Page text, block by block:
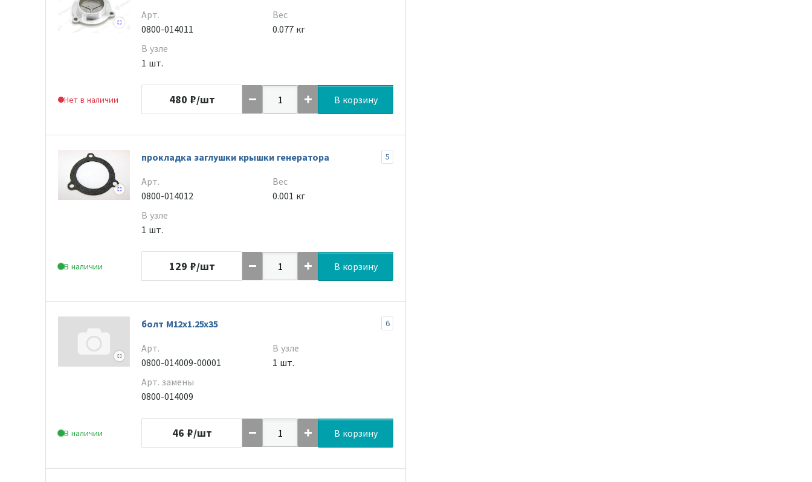
Нет в наличии
Арт.
0800-014011
В узле
1 шт.
Вес
0.077 кг
480 ₽/шт В корзину
В наличии
прокладка заглушки крышки генератора 5
Арт.
0800-014012
В узле
1 шт.
Вес
0.001 кг
129 ₽/шт В корзину
В наличии
болт M12x1.25x35 6
Арт.
0800-014009-00001
Арт. замены
0800-014009
В узле
1 шт.
46 ₽/шт В корзину